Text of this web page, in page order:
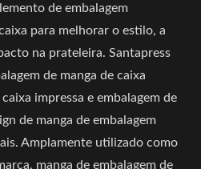
de embalagem
para melhorar o estilo, a
na prateleira. Santapress
de manga de caixa
impressa e embalagem de
de manga de embalagem
Amplamente utilizado como
manga de embalagem de